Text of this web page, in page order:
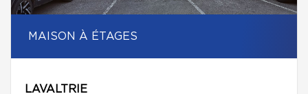
MAISON À ÉTAGES
LAVALTRIE